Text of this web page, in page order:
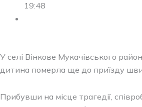
19:48
У селі Вінкове Мукачівського
дитина померла ще до приїзду
Прибувши на місце трагедії,